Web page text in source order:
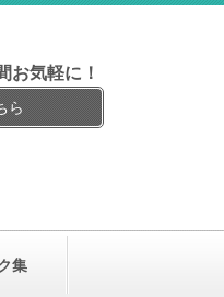
お気軽に！
ら
集